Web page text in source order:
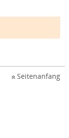
Seitenanfang